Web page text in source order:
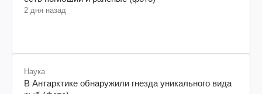
2 дня назад
Наука
В Антарктике обнаружили гнезда уникального вида